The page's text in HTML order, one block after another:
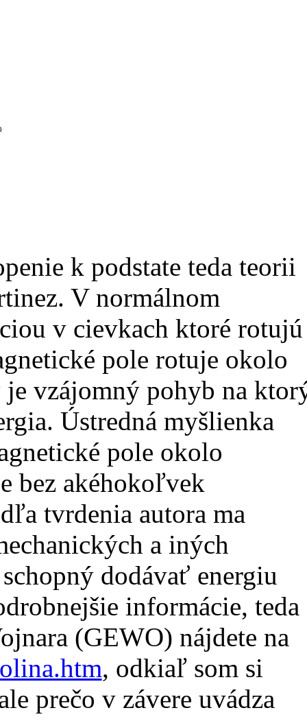
k podstate teda teorii
V normálnom
v cievkach ktoré rotujú
pole rotuje okolo
vzájomný pohyb na
Ústredná myšlienka
pole okolo
bez akéhokoľvek
tvrdenia autora ma
a iných
dodávať energiu
informácie, teda
(GEWO) nájdete na
, odkiaľ som si
prečo v závere uvádza